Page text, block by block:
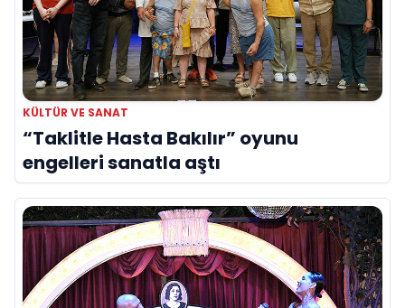
KÜLTÜR VE SANAT
“Taklitle Hasta Bakılır” oyunu
engelleri sanatla aştı